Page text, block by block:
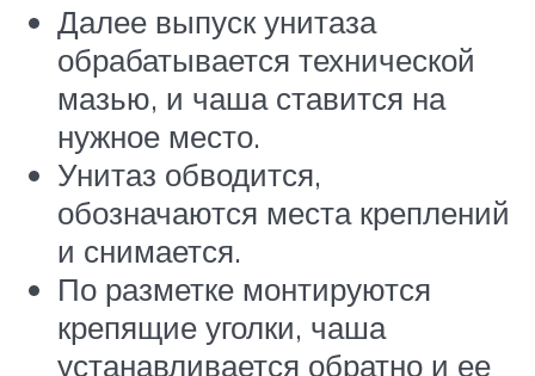
Далее выпуск унитаза
обрабатывается технической
мазью, и чаша ставится на
нужное место.
Унитаз обводится,
обозначаются места креплений
и снимается.
По разметке монтируются
крепящие уголки, чаша
устанавливается обратно и ее